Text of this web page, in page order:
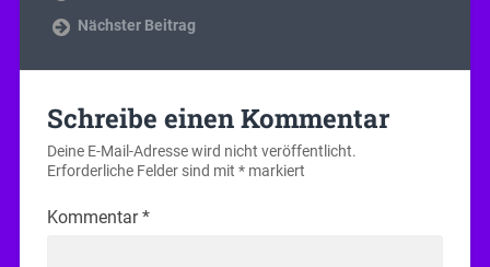
Nächster Beitrag
Schreibe einen Kommentar
Deine E-Mail-Adresse wird nicht veröffentlicht.
Erforderliche Felder sind mit *markiert
Kommentar*